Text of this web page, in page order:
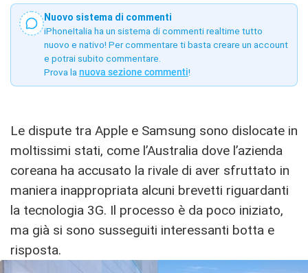
Nuovo sistema di commenti
iPhoneItalia ha un sistema di commenti realtime tutto
nuovo e nativo! Per commentare ti basta creare un account
e potrai subito commentare.
Prova la nuova sezione commenti!
Le dispute tra Apple e Samsung sono dislocate in
moltissimi stati, come l’Australia dove l’azienda
coreana ha accusato la rivale di aver sfruttato in
maniera inappropriata alcuni brevetti riguardanti
la tecnologia 3G. Il processo è da poco iniziato,
ma già si sono susseguiti interessanti botta e
risposta.